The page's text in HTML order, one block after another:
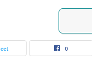
0